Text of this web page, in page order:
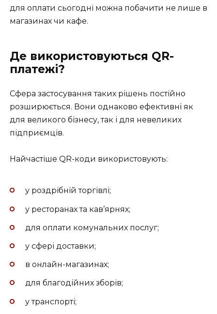
для оплати сьогодні можна побачити не лише в
магазинах чи кафе.
Де використовуються QR-
платежі?
Сфера застосування таких рішень постійно
розширюється. Вони однаково ефективні як
для великого бізнесу, так і для невеликих
підприємців.
Найчастіше QR-коди використовують:
у роздрібній торгівлі;
у ресторанах та кав’ярнях;
для оплати комунальних послуг;
у сфері доставки;
в онлайн-магазинах;
для благодійних зборів;
у транспорті;